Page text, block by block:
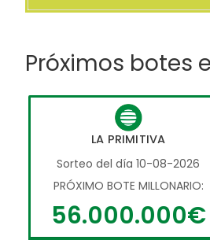
Próximos botes
LA PRIMITIVA
Sorteo del día 10-08-2026
PRÓXIMO BOTE MILLONARIO:
56.000.000€